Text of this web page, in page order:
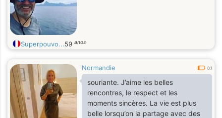
Superpouvo...59 anos
Normandie 0.1
souriante. J’aime les belles
rencontres, le respect et les
moments sincères. La vie est plus
belle lorsqu’on la partage avec des